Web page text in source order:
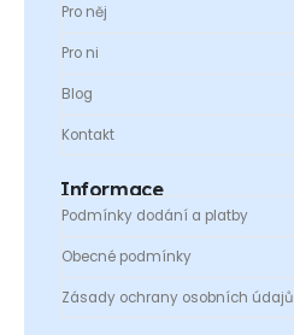
Pro něj
Pro ni
Blog
Kontakt
Informace
Podmínky dodání a platby
Obecné podmínky
Zásady ochrany osobních údajů